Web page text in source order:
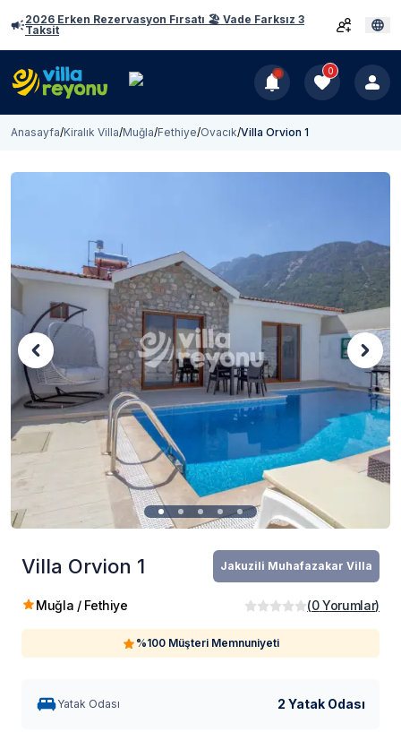
2026 Erken Rezervasyon Fırsatı 🏖️ Vade Farksız 3
Taksit
0
Anasayfa/Kiralık Villa/Muğla/Fethiye/Ovacık/Villa Orvion 1
Villa Orvion 1 Jakuzili Muhafazakar Villa
Muğla / Fethiye (0 Yorumlar)
%100 Müşteri Memnuniyeti
Yatak Odası 2 Yatak Odası